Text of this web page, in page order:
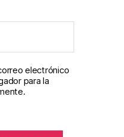
electrónico
para la